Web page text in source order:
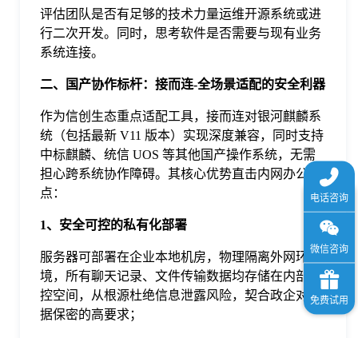
评估团队是否有足够的技术力量运维开源系统或进
行二次开发。同时，思考软件是否需要与现有业务
系统连接。
二、国产协作标杆：接而连-全场景适配的安全利器
作为信创生态重点适配工具，接而连对银河麒麟系
统（包括最新 V11 版本）实现深度兼容，同时支持
中标麒麟、统信 UOS 等其他国产操作系统，无需
担心跨系统协作障碍。其核心优势直击内网办公痛
点：
1、安全可控的私有化部署
服务器可部署在企业本地机房，物理隔离外网环
境，所有聊天记录、文件传输数据均存储在内部可
控空间，从根源杜绝信息泄露风险，契合政企对数
据保密的高要求；